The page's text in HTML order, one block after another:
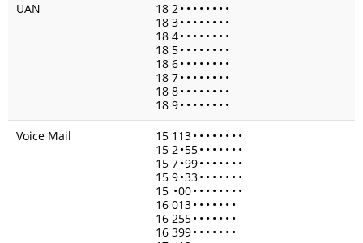
UAN
18 2• • • • • • • •
18 3• • • • • • • •
18 4• • • • • • • •
18 5• • • • • • • •
18 6• • • • • • • •
18 7• • • • • • • •
18 8• • • • • • • •
18 9• • • • • • • •
Voice Mail
15 113• • • • • • • •
15 2•55• • • • • • •
15 7•99• • • • • • •
15 9•33• • • • • • •
15 •00• • • • • • • •
16 013• • • • • • •
16 255• • • • • • •
16 399• • • • • • •